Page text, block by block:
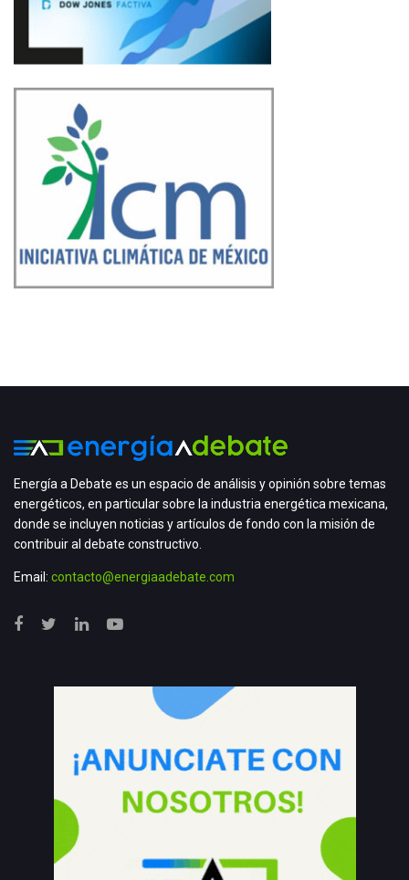
Energía a Debate es un espacio de análisis y opinión sobre temas
energéticos, en particular sobre la industria energética mexicana,
donde se incluyen noticias y artículos de fondo con la misión de
contribuir al debate constructivo.
Email: contacto@energiaadebate.com